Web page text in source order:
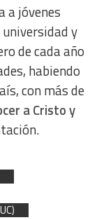
a jóvenes
y
de cada año
habiendo
con más de
a Cristo y
combinations